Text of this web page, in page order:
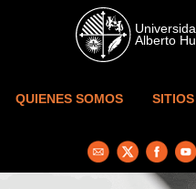
Skip to main content
QUIENES SOMOS